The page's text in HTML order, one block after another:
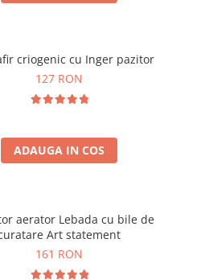
criogenic cu Inger pazitor
127 RON
ADAUGA IN COS
aerator Lebada cu bile de
Art statement
161 RON